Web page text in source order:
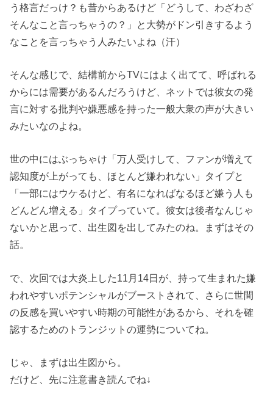
う格言だっけ？も昔からあるけど「どうして、わざわざ
そんなこと言っちゃうの？」と大勢がドン引きするよう
なことを言っちゃう人みたいよね（汗）
そんな感じで、結構前からTVにはよく出てて、呼ばれる
からには需要があるんだろうけど、ネットでは彼女の発
言に対する批判や嫌悪感を持った一般大衆の声が大きい
みたいなのよね。
世の中にはぶっちゃけ「万人受けして、ファンが増えて
認知度が上がっても、ほとんど嫌われない」タイプと
「一部にはウケるけど、有名になればなるほど嫌う人も
どんどん増える」タイプっていて。彼女は後者なんじゃ
ないかと思って、出生図を出してみたのね。まずはその
話。
で、次回では大炎上した11月14日が、持って生まれた嫌
われやすいポテンシャルがブーストされて、さらに世間
の反感を買いやすい時期の可能性があるから、それを確
認するためのトランジットの運勢についてね。
じゃ、まずは出生図から。
だけど、先に注意書き読んでね↓